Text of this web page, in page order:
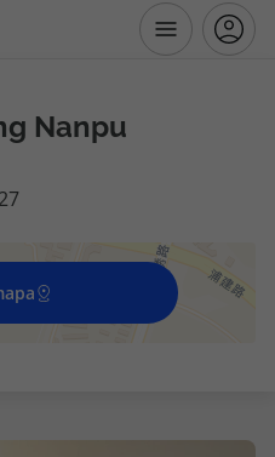
Nanpu